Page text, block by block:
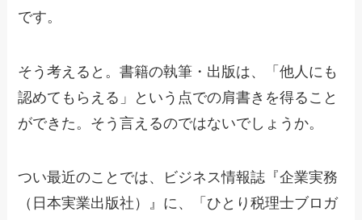
です。
そう考えると。書籍の執筆・出版は、「他人にも
認めてもらえる」という点での肩書きを得ること
ができた。そう言えるのではないでしょうか。
つい最近のことでは、ビジネス情報誌『企業実務
（日本実業出版社）』に、「ひとり税理士ブロガ